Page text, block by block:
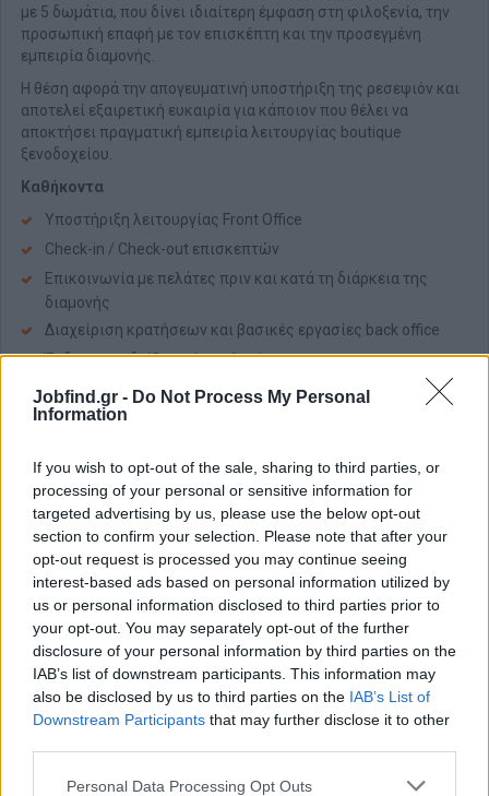
Jobfind.gr - Do Not Process My Personal
Information
If you wish to opt-out of the sale, sharing to third parties, or
processing of your personal or sensitive information for
targeted advertising by us, please use the below opt-out
section to confirm your selection. Please note that after your
opt-out request is processed you may continue seeing
interest-based ads based on personal information utilized by
us or personal information disclosed to third parties prior to
your opt-out. You may separately opt-out of the further
disclosure of your personal information by third parties on the
IAB’s list of downstream participants. This information may
also be disclosed by us to third parties on the IAB’s List of
Downstream Participants that may further disclose it to other
Personal Data Processing Opt Outs
με 5 δωμάτια, που δίνει ιδιαίτερη έμφαση στη φιλοξενία, την
προσωπική επαφή με τον επισκέπτη και την προσεγμένη
εμπειρία διαμονής.
Η θέση αφορά την απογευματινή υποστήριξη της ρεσεψιόν και
αποτελεί εξαιρετική ευκαιρία για κάποιον που θέλει να
αποκτήσει πραγματική εμπειρία λειτουργίας boutique
ξενοδοχείου.
Καθήκοντα
Υποστήριξη λειτουργίας Front Office
Check-in / Check-out επισκεπτών
Επικοινωνία με πελάτες πριν και κατά τη διάρκεια της
διαμονής
Διαχείριση κρατήσεων και βασικές εργασίες back office
Έκδοση αποδείξεων / τιμολογίων
Παροχή πληροφοριών και βοήθεια στους επισκέπτες
Σπουδές σε τουριστική σχολή / σχολή φιλοξενίας
Άριστη γνώση Αγγλικών (γραπτά και προφορικά)
Ευγένεια, επαγγελματισμός και θετική διάθεση
Οργανωτικότητα και υπευθυνότητα
Αγάπη για τη φιλοξενία και την εξυπηρέτηση πελατών
Τι προσφέρουμε
Πρακτική εμπειρία σε boutique hospitality περιβάλλον
Συμμετοχή σε όλες τις πτυχές λειτουργίας ενός μικρού
ξενοδοχείου
Φιλικό και επαγγελματικό περιβάλλον εργασίας